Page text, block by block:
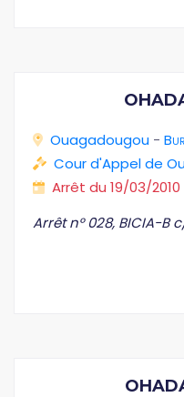
Ouagadougou -
Cour d'Appel de
Arrêt du 19/03/2010
Arrêt n° 028, BICIA-B